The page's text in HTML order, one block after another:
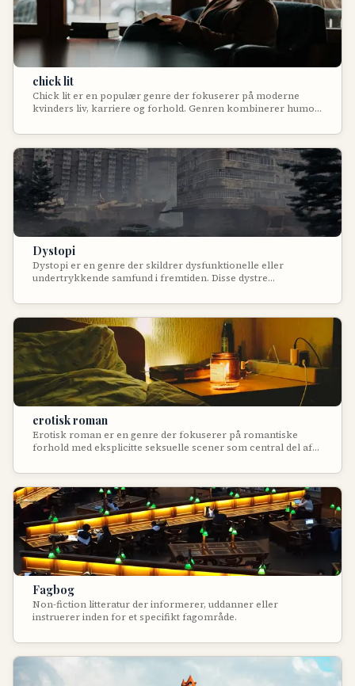
chick lit
Chick lit er en populær genre der fokuserer på moderne
kvinders liv, karriere og forhold. Genren kombinerer humor,
underholdende fortællinger om kvindelig selvrealisering.
Dystopi
Dystopi er en genre der skildrer dysfunktionelle eller
undertrykkende samfund i fremtiden. Disse dystre
miljøkatastrofer eller teknologisk tyranni. Dystopier
fungerer som advarende fortællinger der kommenterer på
nutidige samfundstendenser ved at ekstrapolere dem til deres
logiske - og ofte forfærdende - konklusion. Genren udforsker
tab af frihed, individualitet og menneskelig værdi.
erotisk roman
Erotisk roman er en genre der fokuserer på romantiske
forhold med eksplicitte seksuelle scener som central del af
med detaljeret skildring af intimitet og sex, hvor den erotiske
spænding er lige så vigtig som den følelsesmæssige udvikling.
Genren spænder fra let sanseligt til meget eksplicit indhold,
og har udviklet sig fra at være tabubelagt til mainstream
succes.
Fagbog
Non-fiction litteratur der informerer, uddanner eller
instruerer inden for et specifikt fagområde.